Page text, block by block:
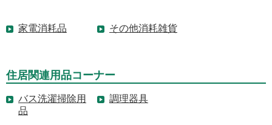
家電消耗品 その他消耗雑貨
住居関連用品コーナー
バス洗濯掃除用
品
調理器具